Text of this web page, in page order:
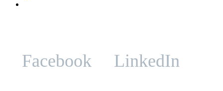
Facebook LinkedIn